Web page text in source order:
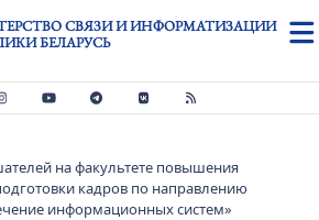
СВЯЗИ И ИНФОРМАТИЗАЦИИ
БЕЛАРУСЬ
на факультете повышения
кадров по направлению
информационных систем»